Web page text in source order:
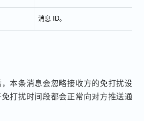
消息 ID。
本条消息会忽略接收方的免打扰设
打扰时间段都会正常向对方推送通